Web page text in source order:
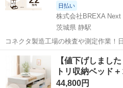
日払い
株式会社BREXA Next
茨城県 静駅
コネクタ製造工場の検査や測定作業！
日128日★クリーンルーム内作業★マイ
★就業先食堂利用可！日払い制度あり！《
工場のお仕事 ◇コネクタ製造工...
茨城 常陸大宮市 静駅 そ
【値下げしまし
トリ収納ベッド
44,800円